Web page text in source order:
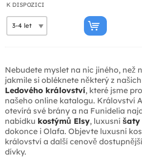
K DISPOZICI
Nebudete myslet na nic jiného, než
jakmile si obléknete některý z našich
Ledového království, které jsme
našeho online katalogu. Království
otevírá své brány a na Funidelia
nabídku kostýmů Elsy, luxusní šaty
dokonce i Olafa. Objevte luxusní
království a další cenově
dívky.